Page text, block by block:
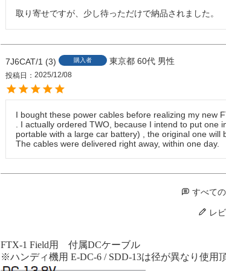
取り寄せですが、少し待っただけで納品されました。
7J6CAT/1 3 購入者 東京都 60代 男性
投稿日 2025/12/08
I bought these power cables before realizing my new
. I actually ordered TWO, because I intend to put one
portable with a large car battery) , the original one will
The cables were delivered right away, within one day.
すべて
レ
FTX-1 Field用 付属DCケーブル
※ハンディ機用 E-DC-6 / SDD-13は径が異なり使用